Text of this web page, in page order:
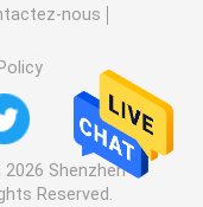
sous pression
sous
nous
Shenzhen
Reserved.